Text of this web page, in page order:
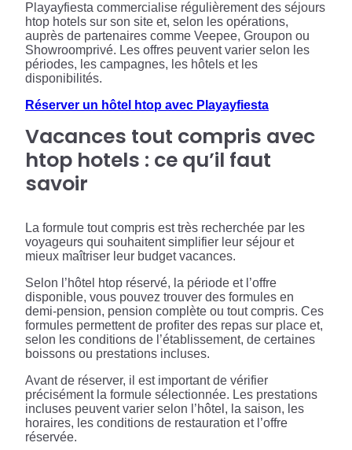
Playayfiesta commercialise régulièrement des séjours
htop hotels sur son site et, selon les opérations,
auprès de partenaires comme Veepee, Groupon ou
Showroomprivé. Les offres peuvent varier selon les
périodes, les campagnes, les hôtels et les
disponibilités.
Réserver un hôtel htop avec Playayfiesta
Vacances tout compris avec
htop hotels : ce qu’il faut
savoir
La formule tout compris est très recherchée par les
voyageurs qui souhaitent simplifier leur séjour et
mieux maîtriser leur budget vacances.
Selon l’hôtel htop réservé, la période et l’offre
disponible, vous pouvez trouver des formules en
demi-pension, pension complète ou tout compris. Ces
formules permettent de profiter des repas sur place et,
selon les conditions de l’établissement, de certaines
boissons ou prestations incluses.
Avant de réserver, il est important de vérifier
précisément la formule sélectionnée. Les prestations
incluses peuvent varier selon l’hôtel, la saison, les
horaires, les conditions de restauration et l’offre
réservée.